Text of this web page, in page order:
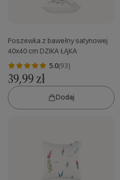
Poszewka z bawełny satynowej
40x40 cm DZIKA ŁĄKA
5.0(93)
39,99 zł
Dodaj